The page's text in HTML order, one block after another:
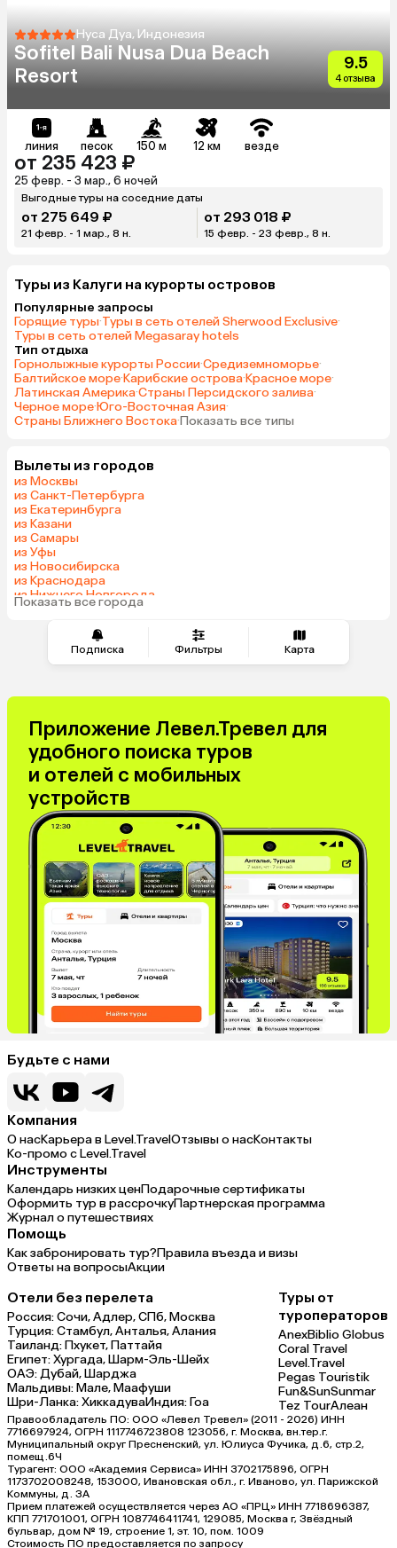
Подписка Фильтры Карта
Нуса Дуа, Индонезия
Sofitel Bali Nusa Dua Beach
Resort
9.5
4 отзыва
линия песок 150 м 12 км везде
от 235 423 ₽
25 февр. - 3 мар., 6 ночей
Выгодные туры на соседние даты
от 275 649 ₽
21 февр. - 1 мар., 8 н.
от 293 018 ₽
15 февр. - 23 февр., 8 н.
Туры из Калуги на курорты островов
Популярные запросы
Горящие туры·Туры в сеть отелей Sherwood Exclusive·
Туры в сеть отелей Megasaray hotels
Тип отдыха
Горнолыжные курорты России·Средиземноморье·
Балтийское море·Карибские острова·Красное море·
Латинская Америка·Страны Персидского залива·
Черное море·Юго-Восточная Азия·
Страны Ближнего Востока·Показать все типы
Вылеты из городов
из Москвы
из Санкт-Петербурга
из Екатеринбурга
из Казани
из Самары
из Уфы
из Новосибирска
из Краснодара
из Нижнего Новгорода
из Перми
Показать все города
Приложение Левел.Тревел для
удобного поиска туров
и отелей с мобильных
устройств
Будьте с нами
Компания
О насКарьера в Level.TravelОтзывы о насКонтакты
Ко-промо с Level.Travel
Инструменты
Календарь низких ценПодарочные сертификаты
Оформить тур в рассрочкуПартнерская программа
Журнал о путешествиях
Помощь
Как забронировать тур?Правила въезда и визы
Ответы на вопросыАкции
Отели без перелета
Россия:Сочи,Адлер,СПб,Москва
Турция:Стамбул,Анталья,Алания
Таиланд:Пхукет,Паттайя
Египет:Хургада,Шарм-Эль-Шейх
ОАЭ:Дубай,Шарджа
Мальдивы:Мале,Маафуши
Шри-Ланка:ХиккадуваИндия:Гоа
Туры от
туроператоров
AnexBiblio Globus
Coral Travel
Level.Travel
Pegas Touristik
Fun&SunSunmar
Tez TourАлеан
Правообладатель ПО: ООО «Левел Тревел» (2011 - 2026) ИНН
7716697924, ОГРН 1117746723808 123056, г. Москва, вн.тер.г.
Муниципальный округ Пресненский, ул. Юлиуса Фучика, д.6, стр.2,
помещ.6Ч
Турагент: ООО «Академия Сервиса» ИНН 3702175896, ОГРН
1173702008248, 153000, Ивановская обл., г. Иваново, ул. Парижской
Коммуны, д. ЗА
Прием платежей осуществляется через АО «ПРЦ» ИНН 7718696387,
КПП 771701001, ОГРН 1087746411741, 129085, Москва г, Звёздный
бульвар, дом № 19, строение 1, эт. 10, пом. 1009
Стоимость ПО предоставляется по запросу